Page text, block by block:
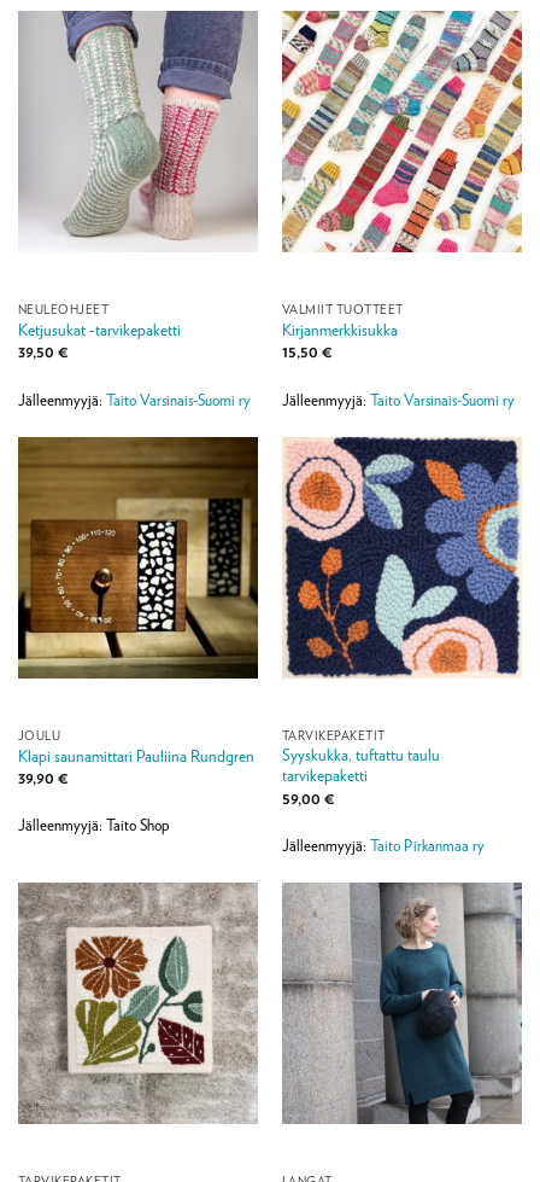
NEULEOHJEET
Ketjusukat -tarvikepaketti
39,50 €
Jälleenmyyjä: Taito Varsinais-Suomi ry
VALMIIT TUOTTEET
Kirjanmerkkisukka
15,50 €
Jälleenmyyjä: Taito Varsinais-Suomi ry
JOULU
Klapi saunamittari Pauliina Rundgren
39,90 €
Jälleenmyyjä: Taito Shop
TARVIKEPAKETIT
Syyskukka, tuftattu taulu
tarvikepaketti
59,00 €
Jälleenmyyjä: Taito Pirkanmaa ry